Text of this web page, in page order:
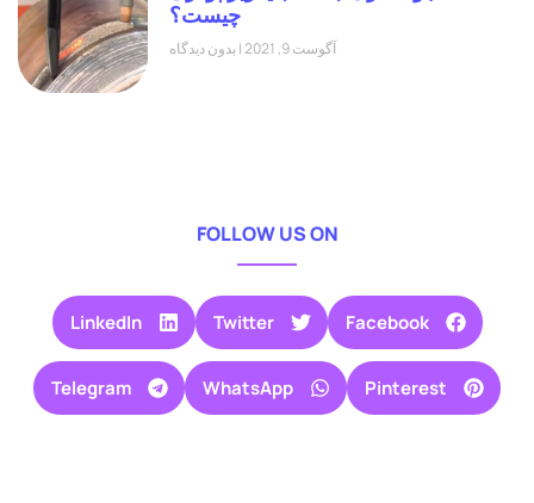
چیست؟
آگوست 9, 2021 بدون دیدگاه
FOLLOW US ON
Facebook
Twitter
LinkedIn
Pinterest
WhatsApp
Telegram